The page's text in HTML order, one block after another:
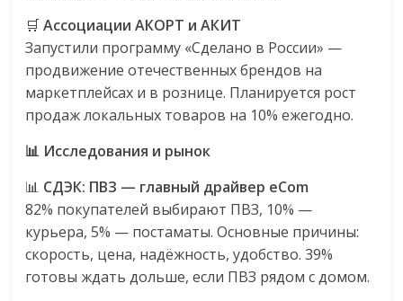
🛒Ассоциации АКОРТ и АКИТ
Запустили программу «Сделано в России» —
продвижение отечественных брендов на
маркетплейсах и в рознице. Планируется рост
продаж локальных товаров на 10% ежегодно.
📊 Исследования и рынок
📊 СДЭК: ПВЗ — главный драйвер eCom
82% покупателей выбирают ПВЗ, 10% —
курьера, 5% — постаматы. Основные причины:
скорость, цена, надёжность, удобство. 39%
готовы ждать дольше, если ПВЗ рядом с домом.